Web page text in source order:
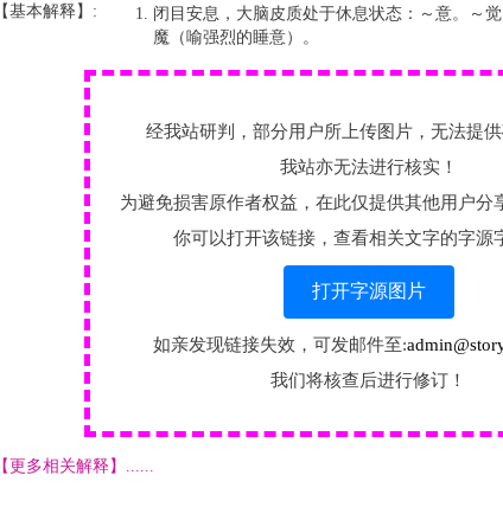
【基本解释】:
闭目安息，大脑皮质处于休息状态：～意。～
魔（喻强烈的睡意）。
经我站研判，部分用户所上传图片，无法提供
我站亦无法进行核实！
为避免损害原作者权益，在此仅提供其他用户分
你可以打开该链接，查看相关文字的字源
打开字源图片
如亲发现链接失效，可发邮件至:
我们将核查后进行修订！
【更多相关解释】......